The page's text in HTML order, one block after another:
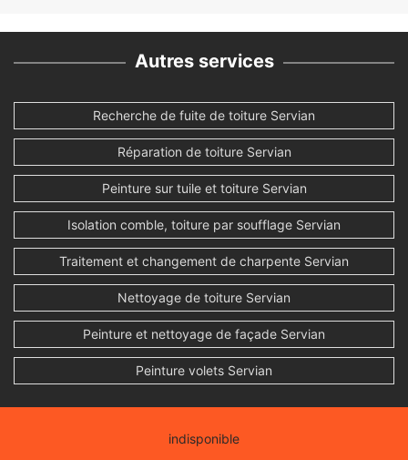
Autres services
Recherche de fuite de toiture Servian
Réparation de toiture Servian
Peinture sur tuile et toiture Servian
Isolation comble, toiture par soufflage Servian
Traitement et changement de charpente Servian
Nettoyage de toiture Servian
Peinture et nettoyage de façade Servian
Peinture volets Servian
indisponible